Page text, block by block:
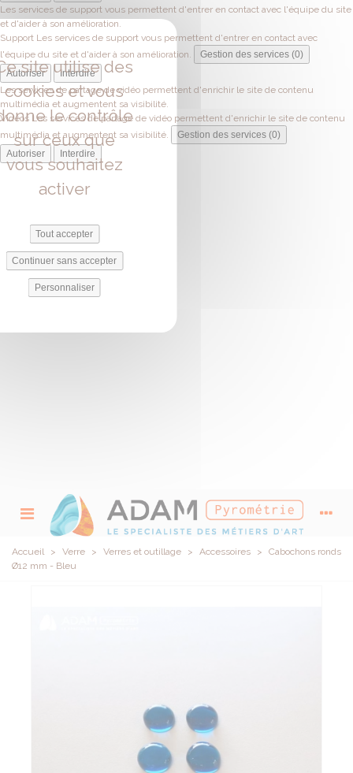
Les services de support vous permettent d'entrer en contact avec l'équipe du site
et d'aider à son amélioration.
Support Les services de support vous permettent d'entrer en contact avec
l'équipe du site et d'aider à son amélioration.
Gestion des services (0)
Autoriser
Interdire
Les services de partage de vidéo permettent d'enrichir le site de contenu
multimédia et augmentent sa visibilité.
Vidéos Les services de partage de vidéo permettent d'enrichir le site de contenu
multimédia et augmentent sa visibilité.
Gestion des services (0)
Autoriser
Interdire
site utilise des
cookies et vous
le contrôle
sur ceux que
vous souhaitez
activer
Tout accepter
Continuer sans accepter
Personnaliser
Accueil > Verre > Verres et outillage > Accessoires >
Cabochons ronds
Ø12 mm - Bleu